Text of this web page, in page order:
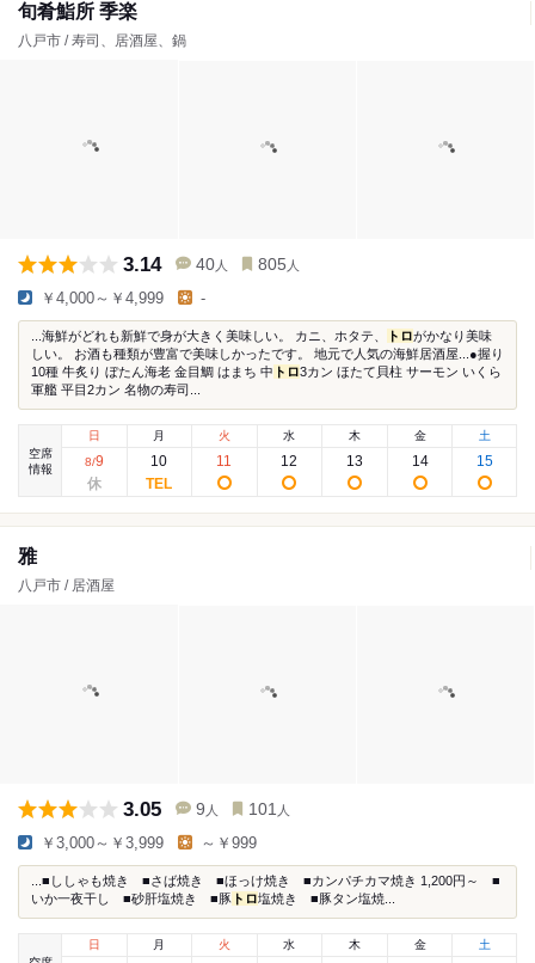
旬肴鮨所 季楽
八戸市 / 寿司、居酒屋、鍋
3.14 40 人 805 人
￥4,000～￥4,999 -
...海鮮がどれも新鮮で身が大きく美味しい。 カニ、ホタテ、 トロがかなり美味
しい。 お酒も種類が豊富で美味しかったです。 地元で人気の海鮮居酒屋...●握り
10種 牛炙り ぼたん海老 金目鯛 はまち 中 トロ3カン ほたて貝柱 サーモン いくら
軍艦 平目2カン 名物の寿司...
空席
情報
日
8/9
月
10
火
11
水
12
木
13
金
14
土
15
雅
八戸市 / 居酒屋
3.05 9 人 101 人
￥3,000～￥3,999 ～￥999
...■ししゃも焼き ■さば焼き ■ほっけ焼き ■カンパチカマ焼き 1,200円～ ■
いか一夜干し ■砂肝塩焼き ■豚 トロ塩焼き ■豚タン塩焼...
日 月 火 水 木 金 土